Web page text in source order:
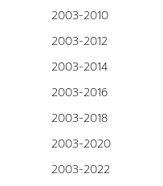
2003-2010
2003-2012
2003-2014
2003-2016
2003-2018
2003-2020
2003-2022